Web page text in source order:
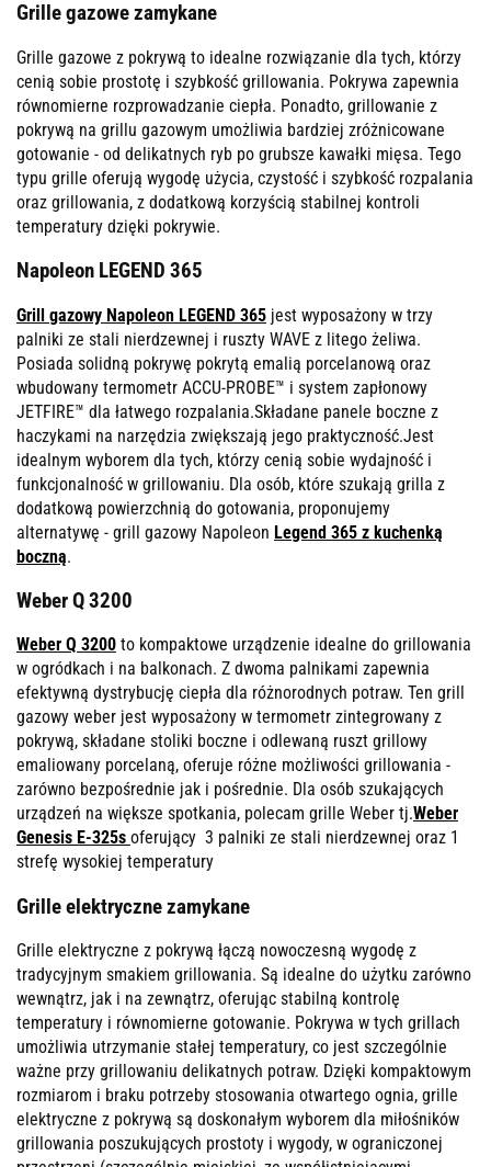
Grille gazowe zamykane
Grille gazowe z pokrywą to idealne rozwiązanie dla tych, którzy
cenią sobie prostotę i szybkość grillowania. Pokrywa zapewnia
równomierne rozprowadzanie ciepła. Ponadto, grillowanie z
pokrywą na grillu gazowym umożliwia bardziej zróżnicowane
gotowanie - od delikatnych ryb po grubsze kawałki mięsa. Tego
typu grille oferują wygodę użycia, czystość i szybkość rozpalania
oraz grillowania, z dodatkową korzyścią stabilnej kontroli
temperatury dzięki pokrywie.
Napoleon LEGEND 365
Grill gazowy Napoleon LEGEND 365 jest wyposażony w trzy
palniki ze stali nierdzewnej i ruszty WAVE z litego żeliwa.
Posiada solidną pokrywę pokrytą emalią porcelanową oraz
wbudowany termometr ACCU-PROBE™ i system zapłonowy
JETFIRE™ dla łatwego rozpalania.Składane panele boczne z
haczykami na narzędzia zwiększają jego praktyczność.Jest
idealnym wyborem dla tych, którzy cenią sobie wydajność i
funkcjonalność w grillowaniu. Dla osób, które szukają grilla z
dodatkową powierzchnią do gotowania, proponujemy
alternatywę - grill gazowy Napoleon Legend 365 z kuchenką
boczną.
Weber Q 3200
Weber Q 3200 to kompaktowe urządzenie idealne do grillowania
w ogródkach i na balkonach. Z dwoma palnikami zapewnia
efektywną dystrybucję ciepła dla różnorodnych potraw. Ten grill
gazowy weber jest wyposażony w termometr zintegrowany z
pokrywą, składane stoliki boczne i odlewaną ruszt grillowy
emaliowany porcelaną, oferuje różne możliwości grillowania -
zarówno bezpośrednie jak i pośrednie. Dla osób szukających
urządzeń na większe spotkania, polecam grille Weber tj.Weber
Genesis E-325s oferujący 3 palniki ze stali nierdzewnej oraz 1
strefę wysokiej temperatury
Grille elektryczne zamykane
Grille elektryczne z pokrywą łączą nowoczesną wygodę z
tradycyjnym smakiem grillowania. Są idealne do użytku zarówno
wewnątrz, jak i na zewnątrz, oferując stabilną kontrolę
temperatury i równomierne gotowanie. Pokrywa w tych grillach
umożliwia utrzymanie stałej temperatury, co jest szczególnie
ważne przy grillowaniu delikatnych potraw. Dzięki kompaktowym
rozmiarom i braku potrzeby stosowania otwartego ognia, grille
elektryczne z pokrywą są doskonałym wyborem dla miłośników
grillowania poszukujących prostoty i wygody, w ograniczonej